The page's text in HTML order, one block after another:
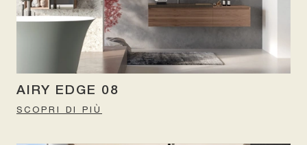
AIRY EDGE 08
SCOPRI DI PIÙ